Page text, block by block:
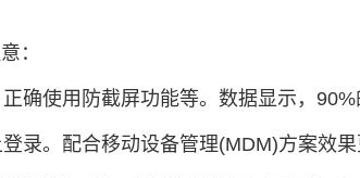
：
使用防截屏功能等。数据显示，90%
录。配合移动设备管理(MDM)方案效果